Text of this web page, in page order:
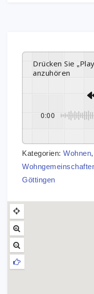
Drücken Sie „Play“, um diesen Inhalt
anzuhören
0:00
Kategorien: Wohnen,
Göttingen